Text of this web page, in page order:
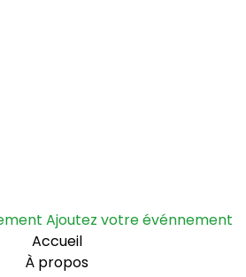
Ajoutez votre événnement
Accueil
À propos